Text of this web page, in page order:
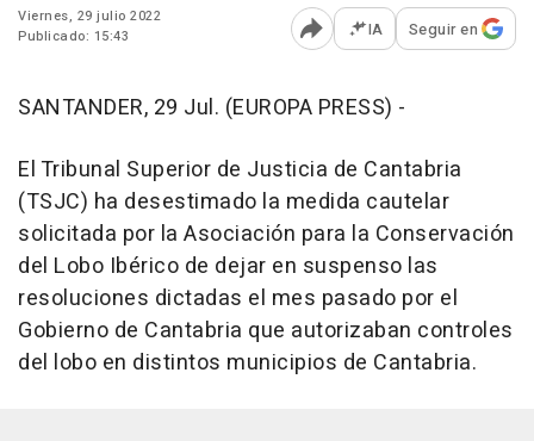
Viernes, 29 julio 2022
Publicado: 15:43
Abrir opciones para
IA Seguir en
SANTANDER, 29 Jul. (EUROPA PRESS) -
El Tribunal Superior de Justicia de Cantabria
(TSJC) ha desestimado la medida cautelar
solicitada por la Asociación para la Conservación
del Lobo Ibérico de dejar en suspenso las
resoluciones dictadas el mes pasado por el
Gobierno de Cantabria que autorizaban controles
del lobo en distintos municipios de Cantabria.